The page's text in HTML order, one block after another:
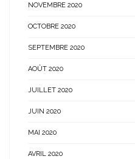
NOVEMBRE 2020
OCTOBRE 2020
SEPTEMBRE 2020
AOÛT 2020
JUILLET 2020
JUIN 2020
MAI 2020
AVRIL 2020